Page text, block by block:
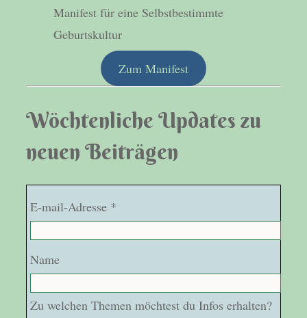
Manifest für eine Selbstbestimmte
Geburtskultur
Zum Manifest
Wöchtenliche Updates zu
neuen Beiträgen
E-mail-Adresse *
Name
Zu welchen Themen möchtest du Infos erhalten?